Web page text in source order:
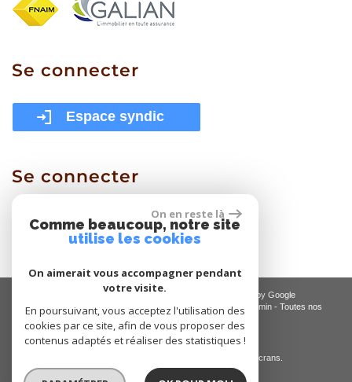
se connecter
Espace syndic
se connecter
Espace proprietaire
© 2026 | Tous droits réservés | Traduction powered by Google
- Mentions légales Nos honoraires Liens Admin- Toutes nos
annonces
Site internet compatible multi-supports,
un seul site adaptable à tous les types d'écrans.
On en reste là
Comme beaucoup, notre site
utilise les cookies
On aimerait vous accompagner pendant
votre visite.
En poursuivant, vous acceptez l'utilisation des
cookies par ce site, afin de vous proposer des
contenus adaptés et réaliser des statistiques !